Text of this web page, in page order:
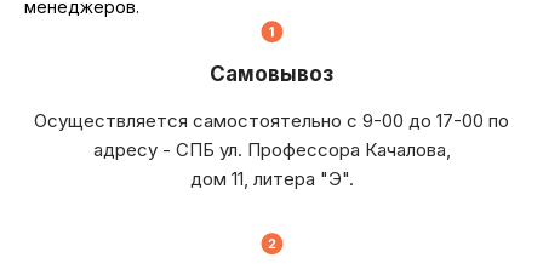
менеджеров.
Самовывоз
Осуществляется самостоятельно с 9-00 до 17-00 по
адресу - СПБ ул. Профессора Качалова,
дом 11, литера "Э".